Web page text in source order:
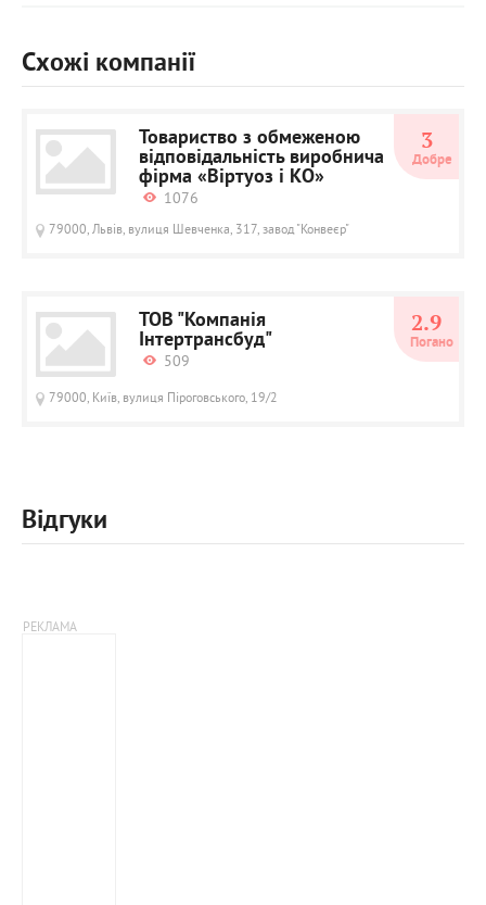
Схожі компанії
Товариство з обмеженою
відповідальність виробнича
фірма «Віртуоз і КО»
1076
79000, Львів, вулиця Шевченка, 317, завод "Конвеєр"
3
Добре
ТОВ "Компанія
Інтертрансбуд"
509
79000, Київ, вулиця Піроговського, 19/2
2.9
Погано
Відгуки